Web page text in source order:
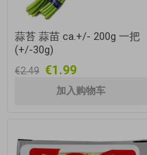
蒜苔 蒜苗 ca.+/- 200g 一把
(+/-30g)
€2.49 €1.99